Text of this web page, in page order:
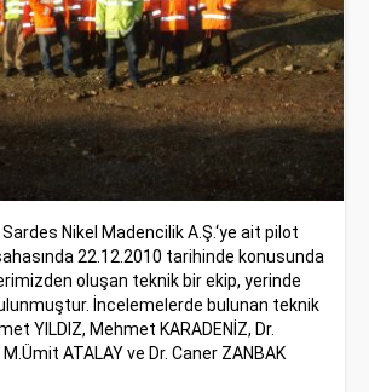
Nikel Madencilik A.Ş.‘ye ait pilot
22.12.2010 tarihinde konusunda
oluşan teknik bir ekip, yerinde
İncelemelerde bulunan teknik
YILDIZ, Mehmet KARADENİZ, Dr.
M.Ümit ATALAY ve Dr. Caner ZANBAK